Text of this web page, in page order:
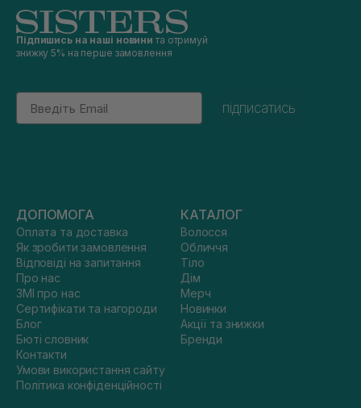
Підпишись на наші новини та отримуй
знижку 5% на перше замовлення
Email
підписатись
ДОПОМОГА
Оплата та доставка
Як зробити замовлення
Відповіді на запитання
Про нас
ЗМІ про нас
Сертифікати та нагороди
Блог
Бюті словник
Контакти
Умови використання сайту
Політика конфіденційності
КАТАЛОГ
Волосся
Обличчя
Тіло
Дім
Мерч
Новинки
Акції та знижки
Бренди